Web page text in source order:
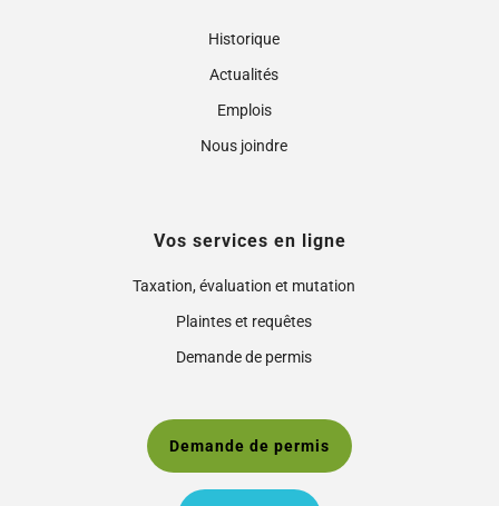
Historique
Actualités
Emplois
Nous joindre
Vos services en ligne
Taxation, évaluation et mutation
Plaintes et requêtes
Demande de permis
Demande de permis